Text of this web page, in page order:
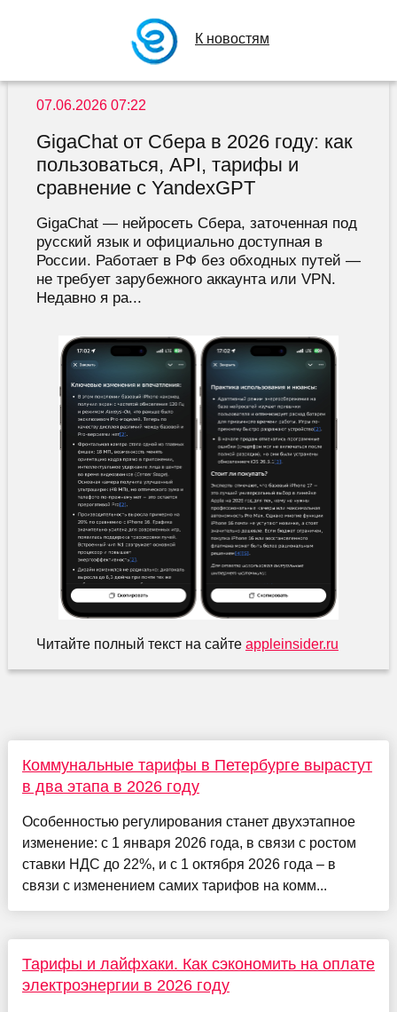
К новостям
07.06.2026 07:22
GigaChat от Сбера в 2026 году: как
пользоваться, API, тарифы и
сравнение с YandexGPT
GigaChat — нейросеть Сбера, заточенная под
русский язык и официально доступная в
России. Работает в РФ без обходных путей —
не требует зарубежного аккаунта или VPN.
Недавно я ра...
Читайте полный текст на сайте appleinsider.ru
Коммунальные тарифы в Петербурге вырастут
в два этапа в 2026 году
Особенностью регулирования станет двухэтапное
изменение: с 1 января 2026 года, в связи с ростом
ставки НДС до 22%, и с 1 октября 2026 года – в
связи с изменением самих тарифов на комм...
Тарифы и лайфхаки. Как сэкономить на оплате
электроэнергии в 2026 году